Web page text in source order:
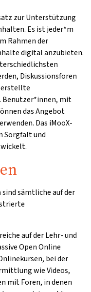
zur Unterstützung
Es ist jeder*m
Rahmen der
digital anzubieten.
Diskussionsforen
erstellte
Benutzer*innen, mit
das Angebot
Das iMooX-
Sorgfalt und
sind sämtliche auf der
auf der Lehr- und
Open Online
bei der
wie Videos,
mit Foren, in denen